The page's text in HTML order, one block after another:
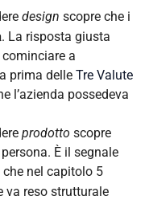
design scopre che i
. La risposta giusta
a
prima delle Tre Valute
l’azienda possedeva
prodotto scopre
È il segnale
nel capitolo 5
va reso strutturale